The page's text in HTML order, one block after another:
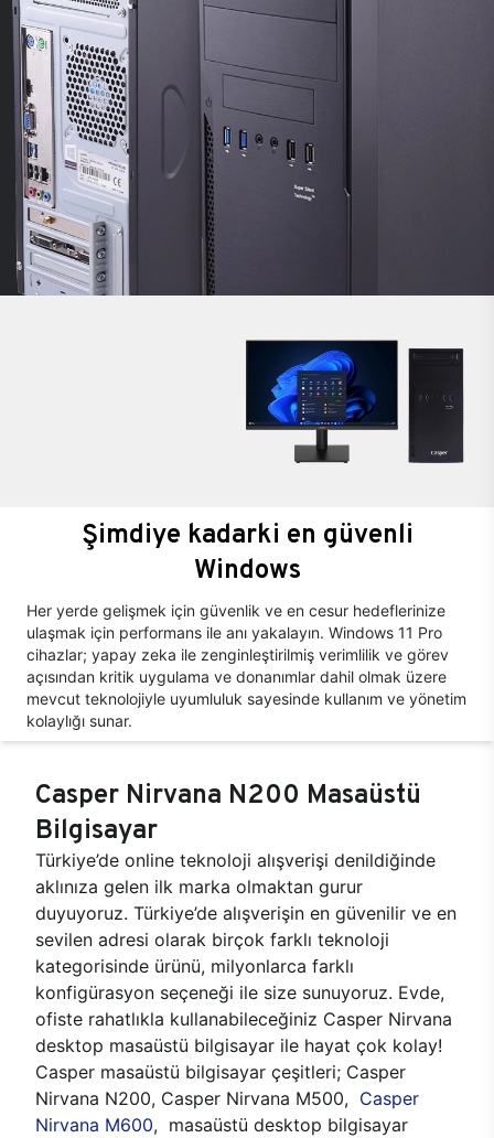
Şimdiye kadarki en güvenli
Windows
Her yerde gelişmek için güvenlik ve en cesur hedeflerinize
ulaşmak için performans ile anı yakalayın. Windows 11 Pro
cihazlar; yapay zeka ile zenginleştirilmiş verimlilik ve görev
açısından kritik uygulama ve donanımlar dahil olmak üzere
mevcut teknolojiyle uyumluluk sayesinde kullanım ve yönetim
kolaylığı sunar.
Casper Nirvana N200 Masaüstü
Bilgisayar
Türkiye’de online teknoloji alışverişi denildiğinde
aklınıza gelen ilk marka olmaktan gurur
duyuyoruz. Türkiye’de alışverişin en güvenilir ve en
sevilen adresi olarak birçok farklı teknoloji
kategorisinde ürünü, milyonlarca farklı
konfigürasyon seçeneği ile size sunuyoruz. Evde,
ofiste rahatlıkla kullanabileceğiniz Casper Nirvana
desktop masaüstü bilgisayar ile hayat çok kolay!
Casper masaüstü bilgisayar çeşitleri; Casper
Nirvana N200, Casper Nirvana M500, Casper
Nirvana M600, masaüstü desktop bilgisayar